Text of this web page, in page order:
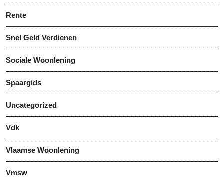
Rente
Snel Geld Verdienen
Sociale Woonlening
Spaargids
Uncategorized
Vdk
Vlaamse Woonlening
Vmsw